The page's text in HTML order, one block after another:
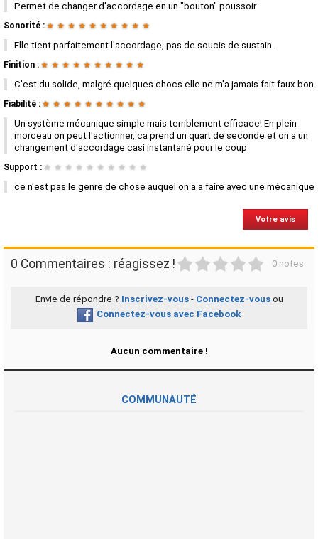
Permet de changer d'accordage en un "bouton" poussoir
Sonorité : ★ ★ ★ ★ ★ ★ ★ ★ ★ ★
Elle tient parfaitement l'accordage, pas de soucis de sustain.
Finition : ★ ★ ★ ★ ★ ★ ★ ★ ★ ★
C'est du solide, malgré quelques chocs elle ne m'a jamais fait faux bon
Fiabilité : ★ ★ ★ ★ ★ ★ ★ ★ ★ ★
Un système mécanique simple mais terriblement efficace! En plein
morceau on peut l'actionner, ca prend un quart de seconde et on a un
changement d'accordage casi instantané pour le coup
Support : ★ ★ ★ ★ ★ ★ ★ ★ ★ ★
ce n'est pas le genre de chose auquel on a a faire avec une mécanique
Votre avis
0 Commentaires : réagissez ! 0 notes
Envie de répondre ? Inscrivez-vous- Connectez-vousou
Connectez-vous avec Facebook
Aucun commentaire !
COMMUNAUTÉ